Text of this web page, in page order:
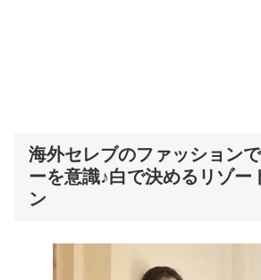
海外セレブのファッション
ーを意識♪白で決めるリゾー
ン